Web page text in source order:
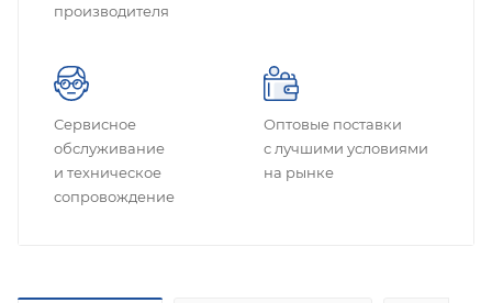
производителя
Сервисное
обслуживание
и техническое
сопровождение
Оптовые поставки
с лучшими условиями
на рынке